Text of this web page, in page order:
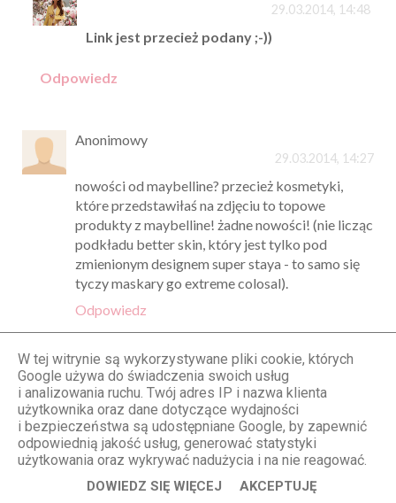
29.03.2014, 14:48
Link jest przecież podany ;-))
Odpowiedz
Anonimowy
29.03.2014, 14:27
nowości od maybelline? przecież kosmetyki,
które przedstawiłaś na zdjęciu to topowe
produkty z maybelline! żadne nowości! (nie licząc
podkładu better skin, który jest tylko pod
zmienionym designem super staya - to samo się
tyczy maskary go extreme colosal).
Odpowiedz
STYLOLY Aleksandra Marzęda
29.03.2014, 14:48
Nowości - w sensie nowe kosmetyki,
których nie używałam wcześniej ;-))
Odpowiedz
W tej witrynie są wykorzystywane pliki cookie, których
Google używa do świadczenia swoich usług
i analizowania ruchu. Twój adres IP i nazwa klienta
użytkownika oraz dane dotyczące wydajności
i bezpieczeństwa są udostępniane Google, by zapewnić
odpowiednią jakość usług, generować statystyki
użytkowania oraz wykrywać nadużycia i na nie reagować.
DOWIEDZ SIĘ WIĘCEJ AKCEPTUJĘ